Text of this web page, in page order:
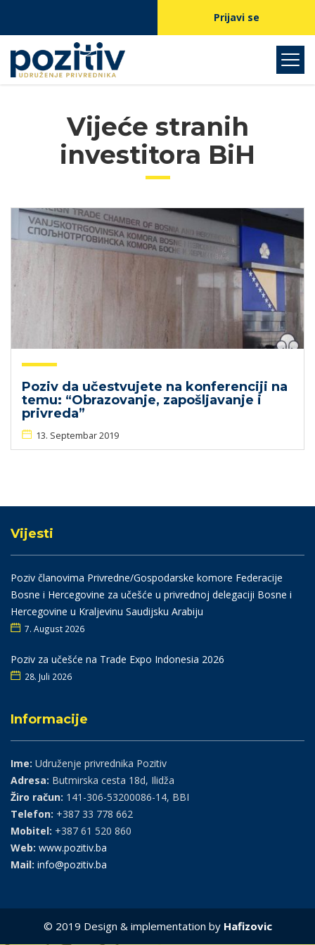
Prijavi se
Vijeće stranih
investitora BiH
Poziv da učestvujete na konferenciji na
temu: “Obrazovanje, zapošljavanje i
privreda”
13. Septembar 2019
Vijesti
Poziv članovima Privredne/Gospodarske komore Federacije
Bosne i Hercegovine za učešće u privrednoj delegaciji Bosne i
Hercegovine u Kraljevinu Saudijsku Arabiju
7. August 2026
Poziv za učešće na Trade Expo Indonesia 2026
28. Juli 2026
Informacije
Ime: Udruženje privrednika Pozitiv
Adresa: Butmirska cesta 18d, Ilidža
Žiro račun: 141-306-53200086-14, BBI
Telefon: +387 33 778 662
Mobitel: +387 61 520 860
Web: www.pozitiv.ba
Mail: info@pozitiv.ba
© 2019 Design & implementation by Hafizovic